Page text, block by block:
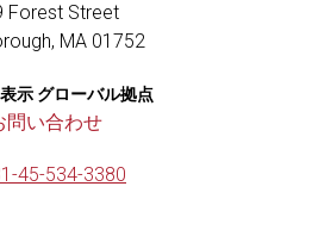
b
e
Forest Street
MA 01752
示 グローバル拠点
問い合わせ
45-534-3380